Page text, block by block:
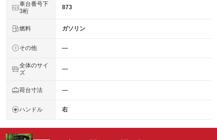
車台番号下
3桁
873
燃料 ガソリン
その他 ―
全体のサイ
ズ
―
荷台寸法 ―
ハンドル 右